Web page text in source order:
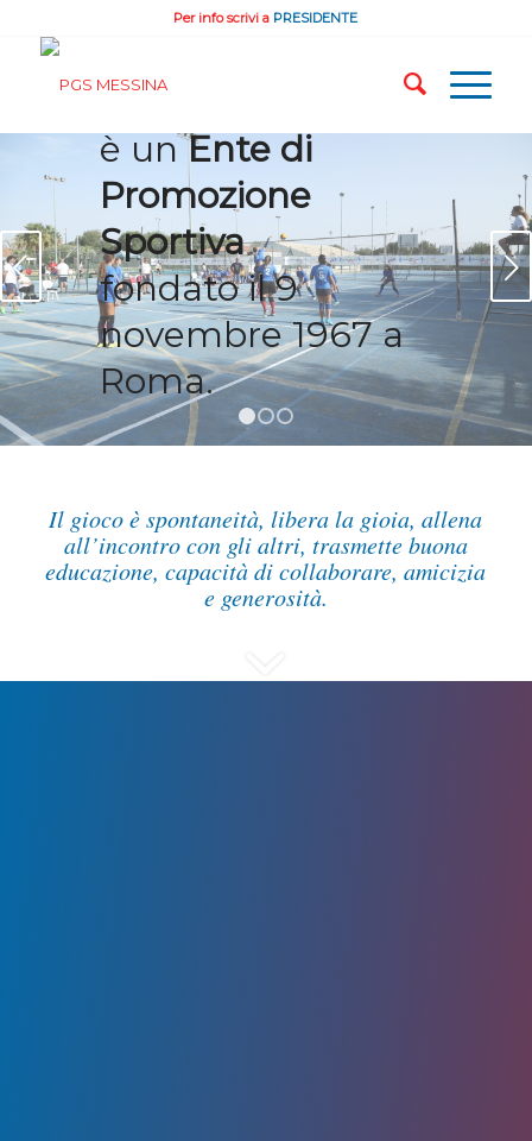
Per info scrivi a PRESIDENTE
“POLISPORTIVE
SALESIANE”
è unEnte di
Promozione
Sportiva
fondato il 9
novembre 1967 a
Roma.
Succ
Il gioco è spontaneità, libera la gioia, allena
all’incontro con gli altri, trasmette buona
educazione, capacità di collaborare, amicizia
e generosità.